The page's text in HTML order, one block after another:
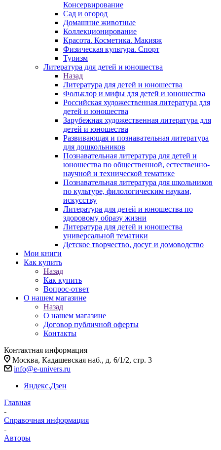
Консервирование
Сад и огород
Домашние животные
Коллекционирование
Красота. Косметика. Макияж
Физическая культура. Спорт
Туризм
Литература для детей и юношества
Назад
Литература для детей и юношества
Фольклор и мифы для детей и юношества
Российская художественная литература для
детей и юношества
Зарубежная художественная литература для
детей и юношества
Развивающая и познавательная литература
для дошкольников
Познавательная литература для детей и
юношества по общественной, естественно-
научной и технической тематике
Познавательная литература для школьников
по культуре, филологическим наукам,
искусству
Литература для детей и юношества по
здоровому образу жизни
Литература для детей и юношества
универсальной тематики
Детское творчество, досуг и домоводство
Мои книги
Как купить
Назад
Как купить
Вопрос-ответ
О нашем магазине
Назад
О нашем магазине
Договор публичной оферты
Контакты
Контактная информация
Москва, Кадашевская наб., д. 6/1/2, стр. 3
info@e-univers.ru
Яндекс.Дзен
Главная
-
Справочная информация
-
Авторы